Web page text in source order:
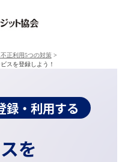
正利用5つの対策 >
スを登録しよう！
録・利用する
を